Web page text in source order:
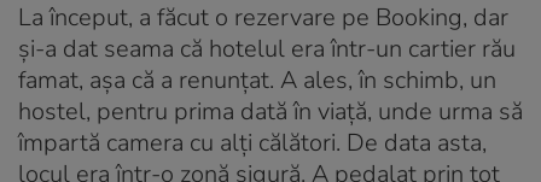
La început, a făcut o rezervare pe Booking, dar
și-a dat seama că hotelul era într-un cartier rău
famat, așa că a renunțat. A ales, în schimb, un
hostel, pentru prima dată în viață, unde urma să
împartă camera cu alți călători. De data asta,
locul era într-o zonă sigură. A pedalat prin tot